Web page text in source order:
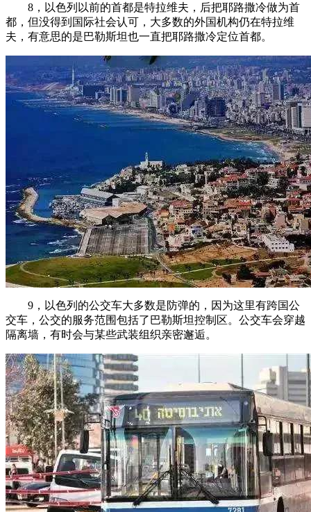
8，以色列以前的首都是特拉维夫，后把耶路撒冷做为首
都，但没得到国际社会认可，大多数的外国机构仍在特拉维
夫，有意思的是巴勒斯坦也一直把耶路撒冷定位首都。
9，以色列的公交车大多数是防弹的，因为这里有跨国公
交车，公交的服务范围包括了巴勒斯坦控制区。公交车会穿越
隔离墙，有时会与某些武装组织亲密邂逅。